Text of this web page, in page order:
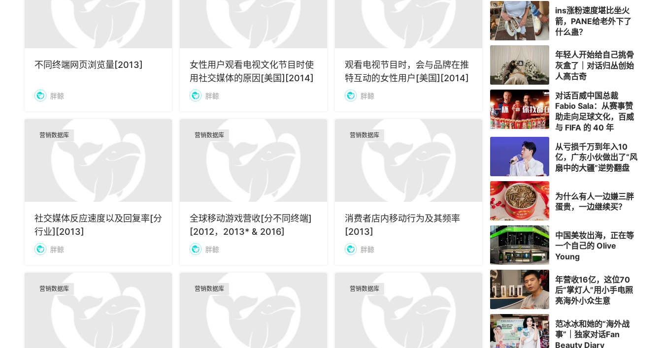
不同终端网页浏览量[2013]
胖鲸
女性用户观看电视文化节目时使
用社交媒体的原因[美国][2014]
胖鲸
观看电视节目时，会与品牌在推
特互动的女性用户[美国][2014]
胖鲸
营销数据库
社交媒体反应速度以及回复率[分
行业][2013]
胖鲸
营销数据库
全球移动游戏营收[分不同终端]
[2012，2013* & 2016]
胖鲸
营销数据库
消费者店内移动行为及其频率
[2013]
胖鲸
营销数据库 营销数据库 营销数据库
ins涨粉速度堪比坐火
箭，PANE给老外下了
什么蛊？
年轻人开始给自己挑骨
灰盒了｜对话归丛创始
人高古奇
对话百威中国总裁
Fabio Sala：从赛事赞
助走向足球文化，百威
与 FIFA 的 40 年
从亏损千万到年入10
亿，广东小伙做出了“风
扇中的大疆”逆势翻盘
为什么有人一边嫌三胖
蛋贵，一边继续买？
中国美妆出海，正在等
一个自己的 Olive
Young
年营收16亿，这位70
后“掌灯人”用小手电照
亮海外小众生意
范冰冰和她的“海外战
事”｜独家对话Fan
Beauty Diary